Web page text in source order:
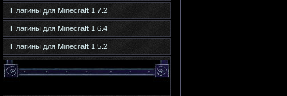
Плагины для Minecraft 1.7.2
Плагины для Minecraft 1.6.4
Плагины для Minecraft 1.5.2